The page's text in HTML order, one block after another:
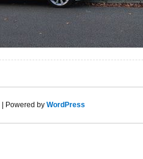
| Powered by WordPress